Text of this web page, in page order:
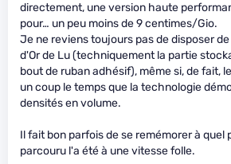
directement, une version haute
pour… un peu moins de 9 centimes/Gio.
Je ne reviens toujours pas de disposer
d'Or de Lu (techniquement la partie
bout de ruban adhésif), même si, de fait,
un coup le temps que la technologie
densités en volume.
Il fait bon parfois de se remémorer à quel
parcouru l'a été à une vitesse folle.